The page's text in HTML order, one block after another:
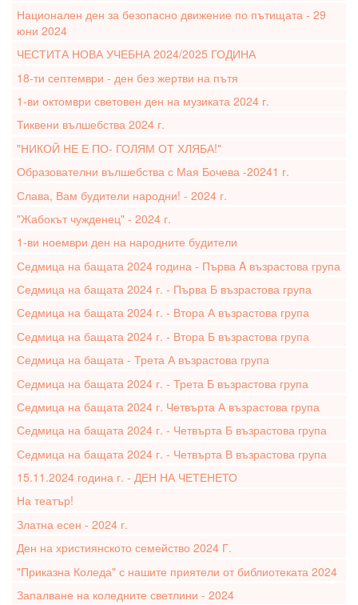
Национален ден за безопасно движение по пътищата - 29
юни 2024
ЧЕСТИТА НОВА УЧЕБНА 2024/2025 ГОДИНА
18-ти септември - ден без жертви на пътя
1-ви октомври световен ден на музиката 2024 г.
Тиквени вълшебства 2024 г.
"НИКОЙ НЕ Е ПО- ГОЛЯМ ОТ ХЛЯБА!"
Образователни вълшебства с Мая Бочева -20241 г.
Слава, Вам будители народни! - 2024 г.
"Жабокът чужденец" - 2024 г.
1-ви ноември ден на народните будители
Седмица на бащата 2024 година - Първа A възрастова група
Седмица на бащата 2024 г. - Първа Б възрастова група
Седмица на бащата 2024 г. - Втора А възрастова група
Седмица на бащата 2024 г. - Втора Б възрастова група
Седмица на бащата - Трета А възрастова група
Седмица на бащата 2024 г. - Трета Б възрастова група
Седмица на бащата 2024 г. Четвърта А възрастова група
Седмица на бащата 2024 г. - Четвърта Б възрастова група
Седмица на бащата 2024 г. - Четвърта В възрастова група
15.11.2024 година г. - ДЕН НА ЧЕТЕНЕТО
На театър!
Златна есен - 2024 г.
Ден на християнското семейство 2024 Г.
"Приказна Коледа" с нашите приятели от библиотеката 2024
Запалване на коледните светлини - 2024